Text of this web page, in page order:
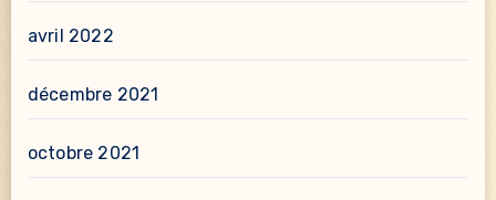
avril 2022
décembre 2021
octobre 2021